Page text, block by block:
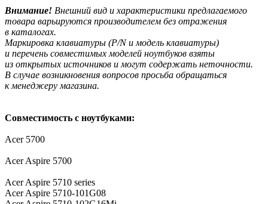
Внимание! Внешний вид и характеристики предлагаемого
товара варьируются производителем без отражения
в каталогах.
Маркировка клавиатуры (P/N и модель клавиатуры)
и перечень совместимых моделей ноутбуков взяты
из открытых источников и могут содержать неточности.
В случае возникновения вопросов просьба обращаться
к менеджеру магазина.
Совместимость с ноутбуками:
Acer 5700
Acer Aspire 5700
Acer Aspire 5710 series
Acer Aspire 5710-101G08